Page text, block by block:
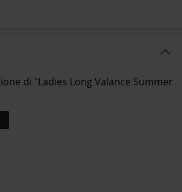
di "Ladies Long Valance Summer